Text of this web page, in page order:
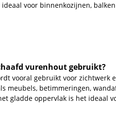
voor binnenkozijnen,
vurenhout gebruikt?
vooral gebruikt voor zichtwerk
meubels, betimmeringen,
gladde oppervlak is het ideaal